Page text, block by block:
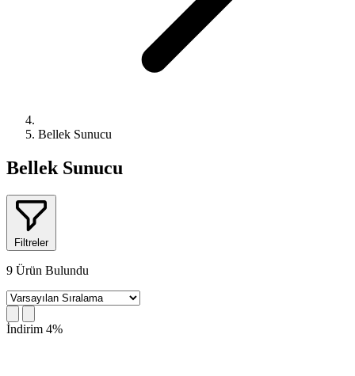
Bellek Sunucu
Bellek Sunucu
Filtreler
9 Ürün Bulundu
İndirim 4%